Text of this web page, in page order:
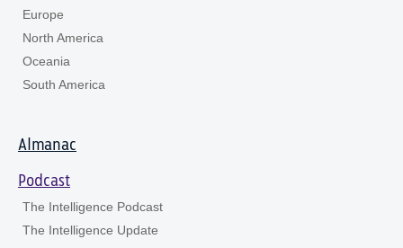
Europe
North America
Oceania
South America
Almanac
Podcast
The Intelligence Podcast
The Intelligence Update